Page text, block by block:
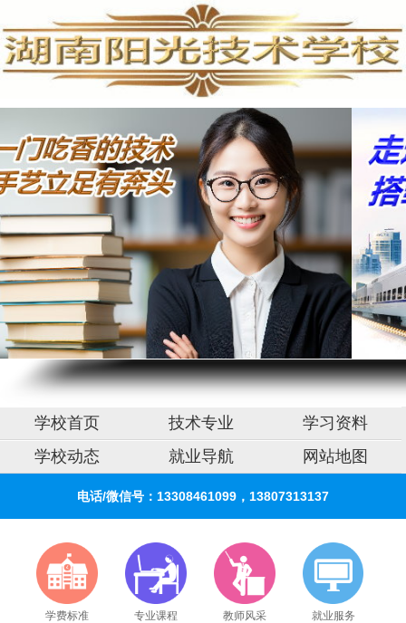
手机维修培训,手机维修培训学校,手机维修培训班
学校首页 技术专业
学习资料
学校动态
就业导航 网站地图
电话/微信号：13308461099，13807313137
学费标准 专业课程 教师风采 就业服务